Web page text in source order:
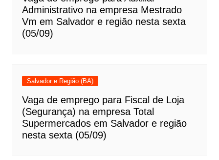
Administrativo na empresa Mestrado
Vm em Salvador e região nesta sexta
(05/09)
Salvador e Região (BA)
Vaga de emprego para Fiscal de Loja
(Segurança) na empresa Total
Supermercados em Salvador e região
nesta sexta (05/09)